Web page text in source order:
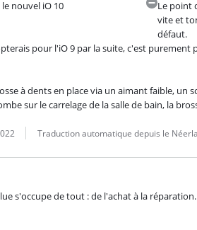
nouvel iO 10
Le point
vite et
défaut.
pour l'iO 9 par la suite, c'est
à dents en place via un aimant faible, un
sur le carrelage de la salle de bain, la
Traduction automatique depuis le
s'occupe de tout : de l'achat à la